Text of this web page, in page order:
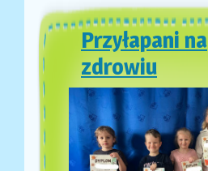
Przyłapani na
zdrowiu